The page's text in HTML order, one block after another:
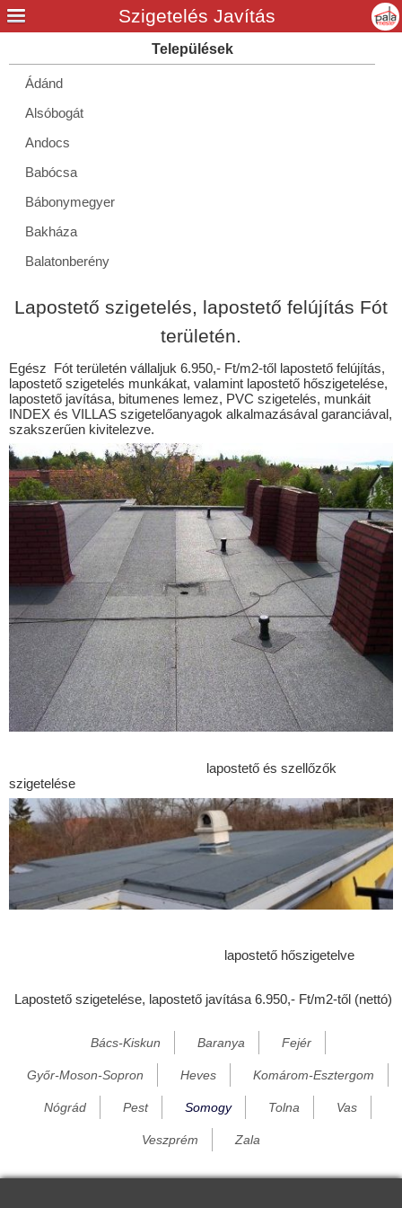
Ádánd
Alsóbogát
Andocs
Babócsa
Bábonymegyer
Bakháza
Balatonberény
Balatonendréd
Balatonföldvár
Balatonkeresztúr
Balatonlelle
Balatonmáriafürdő
Balatonőszöd
Balatonszabadi
Balatonszárszó
Balatonszemes
Balatonszentgyörgy
Balatonújlak
Bálványos
Barcs
Bárdudvarnok
Bedegkér
Bélavár
Beleg
Bodolyabér
Boldog
Cserénfa
Lapostető szigetelés, lapostető felújítás Fót
területén.
Egész Fót területén vállaljuk 6.950,- Ft/m2-től lapostető felújítás,
lapostető szigetelés munkákat, valamint lapostető hőszigetelése,
lapostető javítása, bitumenes lemez, PVC szigetelés, munkáit
INDEX és VILLAS szigetelőanyagok alkalmazásával garanciával,
szakszerűen kivitelezve.
lapostető és szellőzők
szigetelése
lapostető hőszigetelve
Lapostető szigetelése, lapostető javítása 6.950,- Ft/m2-től (nettó)
Bács-Kiskun Baranya Fejér
Győr-Moson-Sopron Heves Komárom-Esztergom
Nógrád Pest Somogy Tolna Vas
Veszprém Zala